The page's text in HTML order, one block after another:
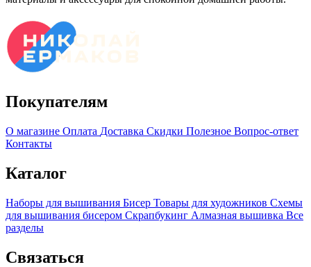
Покупателям
О магазине Оплата Доставка Скидки Полезное Вопрос-ответ
Контакты
Каталог
Наборы для вышивания Бисер Товары для художников Схемы
для вышивания бисером Скрапбукинг Алмазная вышивка Все
разделы
Связаться